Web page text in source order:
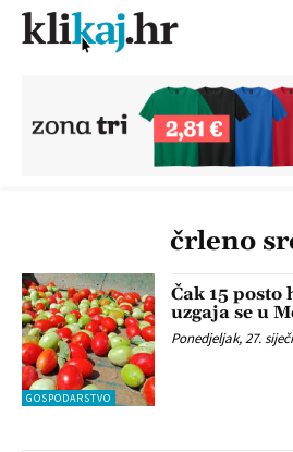
črleno
GOSPODARSTVO
Čak 15
uzgaja se u
Ponedjeljak, 27.